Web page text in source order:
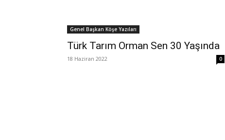
Genel Başkan Köşe Yazıları
Türk Tarım Orman Sen 30 Yaşında
18 Haziran 2022 0